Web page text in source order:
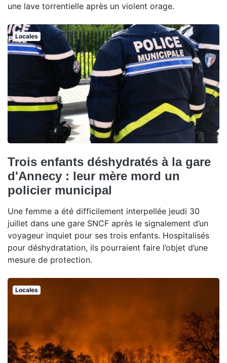
une lave torrentielle après un violent orage.
Locales
Trois enfants déshydratés à la gare
d'Annecy : leur mère mord un
policier municipal
Une femme a été difficilement interpellée jeudi 30
juillet dans une gare SNCF après le signalement d’un
voyageur inquiet pour ses trois enfants. Hospitalisés
pour déshydratation, ils pourraient faire l’objet d’une
mesure de protection.
Locales